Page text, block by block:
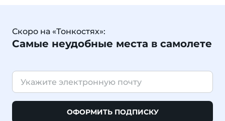
Скоро на «Тонкостях»:
Самые неудобные места в самолете
ОФОРМИТЬ ПОДПИСКУ